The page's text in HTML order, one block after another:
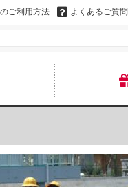
ご利用方法 よくあるご質問